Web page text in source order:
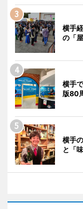
横手
の「
横手
版80
横手
と「